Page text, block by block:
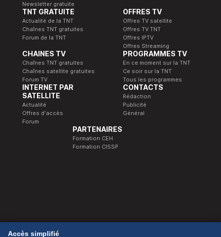
Newsletter gratuite
TNT GRATUITE
Actualité de la TNT
Chaînes TNT gratuites
Forum de la TNT
OFFRES TV
Offres TV satellite
Offres TV TNT
Offres IPTV
Offres Streaming
CHAINES TV
Chaînes TNT gratuites
Chaînes satellite gratuites
Forum TV
PROGRAMMES TV
En ce moment sur la TNT
Ce soir sur la TNT
Tous les programmes
INTERNET PAR
SATELLITE
Actualité
Offres d'accès
Forum
CONTACTS
Rédaction
Publicité
Général
PARTENAIRES
Formation CEH
Formation CISSP
© 1989-2026 Télé Satellite et Numérique.
Accès simplifié